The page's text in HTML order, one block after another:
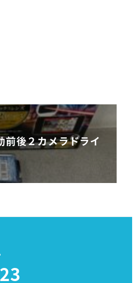
前後２カメラドライ